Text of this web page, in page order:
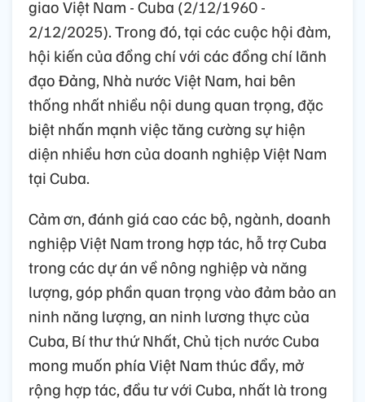
giao Việt Nam - Cuba (2/12/1960 -
2/12/2025). Trong đó, tại các cuộc hội đàm,
hội kiến của đồng chí với các đồng chí lãnh
đạo Đảng, Nhà nước Việt Nam, hai bên
thống nhất nhiều nội dung quan trọng, đặc
biệt nhấn mạnh việc tăng cường sự hiện
diện nhiều hơn của doanh nghiệp Việt Nam
tại Cuba.
Cảm ơn, đánh giá cao các bộ, ngành, doanh
nghiệp Việt Nam trong hợp tác, hỗ trợ Cuba
trong các dự án về nông nghiệp và năng
lượng, góp phần quan trọng vào đảm bảo an
ninh năng lượng, an ninh lương thực của
Cuba, Bí thư thứ Nhất, Chủ tịch nước Cuba
mong muốn phía Việt Nam thúc đẩy, mở
rộng hợp tác, đầu tư với Cuba, nhất là trong